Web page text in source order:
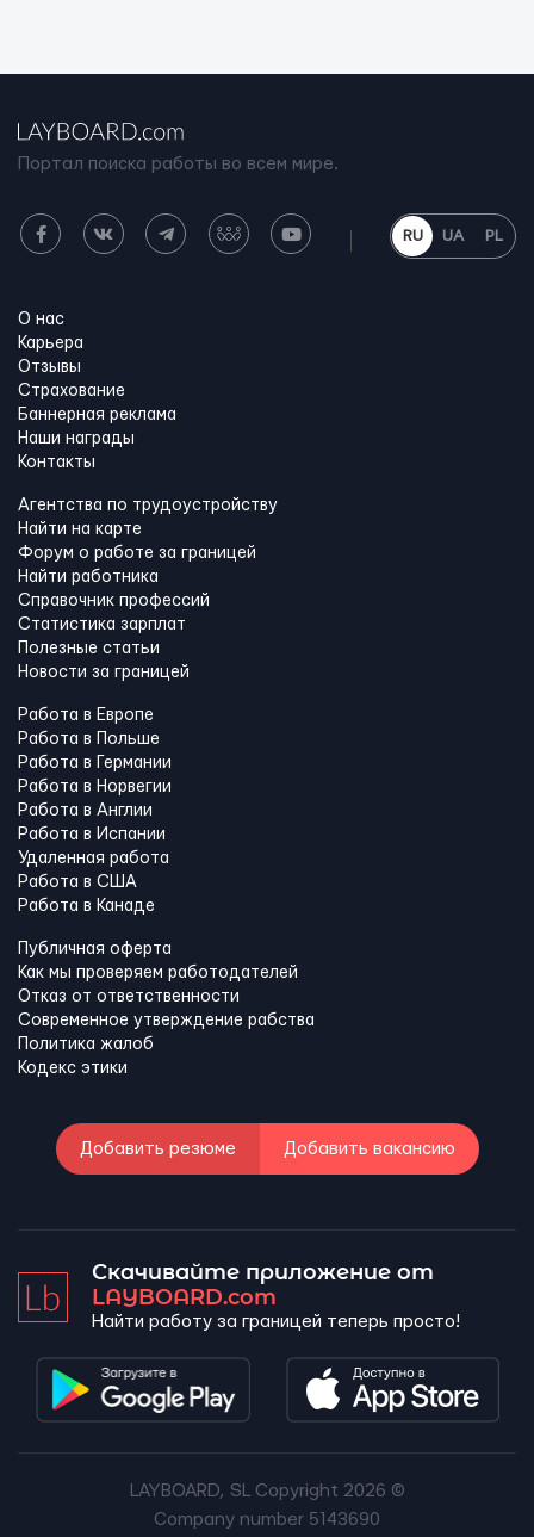
Портал поиска работы во всем мире.
RU UA PL
О нас
Карьера
Отзывы
Страхование
Баннерная реклама
Наши награды
Контакты
Агентства по трудоустройству
Найти на карте
Форум о работе за границей
Найти работника
Справочник профессий
Статистика зарплат
Полезные статьи
Новости за границей
Работа в Европе
Работа в Польше
Работа в Германии
Работа в Норвегии
Работа в Англии
Работа в Испании
Удаленная работа
Работа в США
Работа в Канадe
Публичная оферта
Как мы проверяем работодателей
Отказ от ответственности
Современное утверждение рабства
Политика жалоб
Кодекс этики
Добавить резюме Добавить вакансию
Скачивайте приложение от
LAYBOARD.com
Найти работу за границей теперь просто!
LAYBOARD, SL Copyright 2026 ©
Company number 5143690